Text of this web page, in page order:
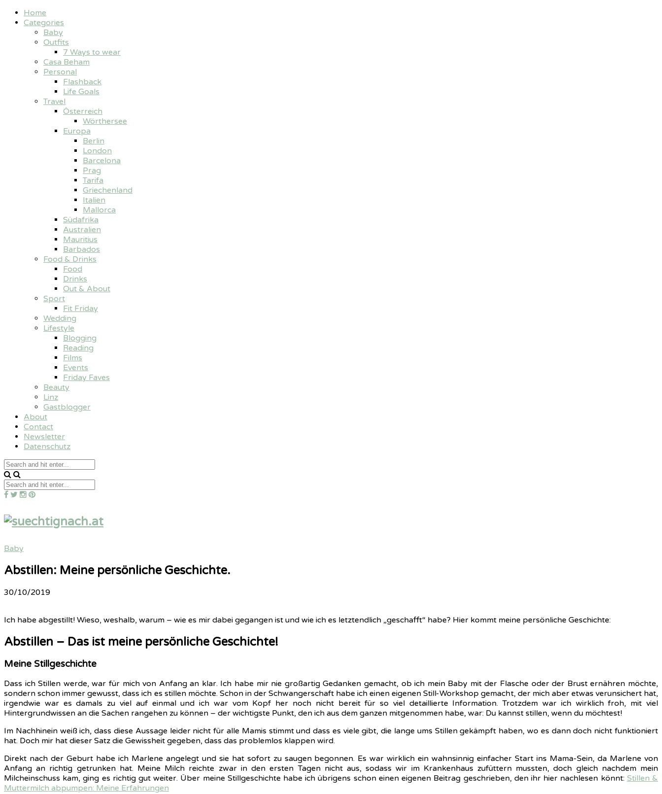
Home
Categories
Baby
Outfits
7 Ways to wear
Casa Beham
Personal
Flashback
Life Goals
Travel
Österreich
Wörthersee
Europa
Berlin
London
Barcelona
Prag
Tarifa
Griechenland
Italien
Mallorca
Südafrika
Australien
Mauritius
Barbados
Food & Drinks
Food
Drinks
Out & About
Sport
Fit Friday
Wedding
Lifestyle
Blogging
Reading
Films
Events
Friday Faves
Beauty
Linz
Gastblogger
About
Contact
Newsletter
Datenschutz
Baby
Abstillen: Meine persönliche Geschichte.
30/10/2019
Ich habe abgestillt! Wieso, weshalb, warum – wie es mir dabei gegangen ist und wie ich es letztendlich „geschafft“ habe? Hier kommt meine persönliche Geschichte:
Abstillen – Das ist meine persönliche Geschichte!
Meine Stillgeschichte
Dass ich Stillen werde, war für mich von Anfang an klar. Ich habe mir nie großartig Gedanken gemacht, ob ich mein Baby mit der Flasche oder der Brust ernähren möchte,
sondern schon immer gewusst, dass ich es stillen möchte. Schon in der Schwangerschaft habe ich einen eigenen Still-Workshop gemacht, der mich aber etwas verunsichert hat,
irgendwie war es damals zu viel auf einmal und ich war vom Kopf her noch nicht bereit für so viel detaillierte Information. Trotzdem war ich wirklich froh, mit viel
Hintergrundwissen an die Sachen rangehen zu können – der wichtigste Punkt, den ich aus dem ganzen mitgenommen habe, war: Du kannst stillen, wenn du möchtest!
Im Nachhinein weiß ich, dass diese Aussage leider nicht für alle Mamis stimmt und dass es viele gibt, die lange ums Stillen gekämpft haben, wo es dann doch nicht funktioniert
hat. Doch mir hat dieser Satz die Gewissheit gegeben, dass das problemlos klappen wird.
Direkt nach der Geburt habe ich Marlene angelegt und sie hat sofort zu saugen begonnen. Es war wirklich ein wahnsinnig einfacher Start ins Mama-Sein, da Marlene von
Anfang an richtig getrunken hat. Meine Milch reichte zwar in den ersten Tagen nicht aus, sodass wir im Krankenhaus zufüttern mussten, doch gleich nachdem mein
Milcheinschuss kam, ging es richtig gut weiter. Über meine Stillgeschichte habe ich übrigens schon einen eigenen Beitrag geschrieben, den ihr hier nachlesen könnt: Stillen &
Muttermilch abpumpen: Meine Erfahrungen